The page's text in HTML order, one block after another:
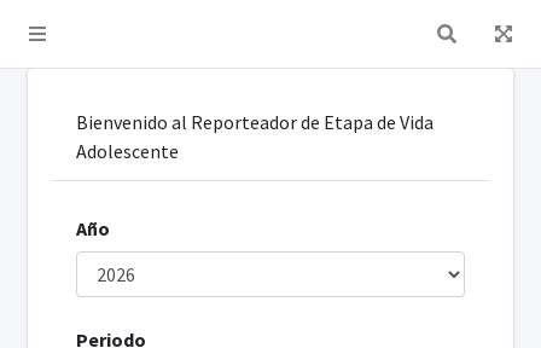
Toggle navigation
Bienvenido al Reporteador de Etapa de Vida
Adolescente
Año
Periodo